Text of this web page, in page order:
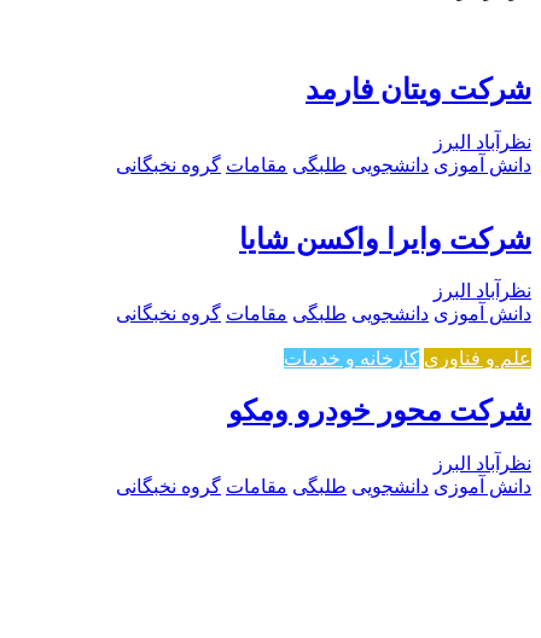
شرکت ویتان فارمد
نظرآباد البرز
دانش آموزی دانشجویی طلبگی مقامات گروه نخبگانی
شرکت وایرا واکسن شایا
نظرآباد البرز
دانش آموزی دانشجویی طلبگی مقامات گروه نخبگانی
علم و فناوری کارخانه و خدمات
شرکت محور خودرو ومکو
نظرآباد البرز
دانش آموزی دانشجویی طلبگی مقامات گروه نخبگانی